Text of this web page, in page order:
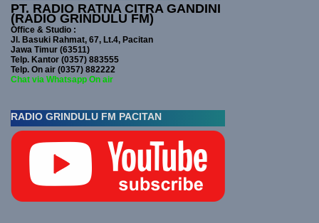
PT. RADIO RATNA CITRA GANDINI
(RADIO GRINDULU FM)
Office & Studio :
Jl. Basuki Rahmat, 67, Lt.4, Pacitan
Jawa Timur (63511)
Telp. Kantor (0357) 883555
Telp. On air (0357) 882222
Chat via Whatsapp On air
RADIO GRINDULU FM PACITAN